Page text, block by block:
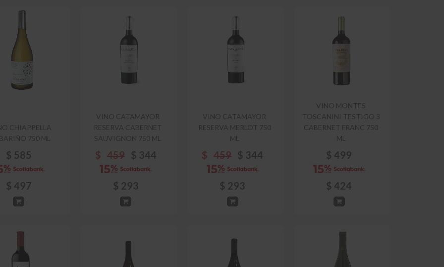
CHIAPPELLA
750 ML
$ 585
$ 497
VINO CATAMAYOR
RESERVA CABERNET
SAUVIGNON 750 ML
$ 459 $ 344
$ 293
VINO CATAMAYOR
RESERVA MERLOT 750
ML
$ 459 $ 344
$ 293
VINO MONTES
TOSCANINI TESTIGO 3
CABERNET FRANC 750
ML
$ 499
$ 424